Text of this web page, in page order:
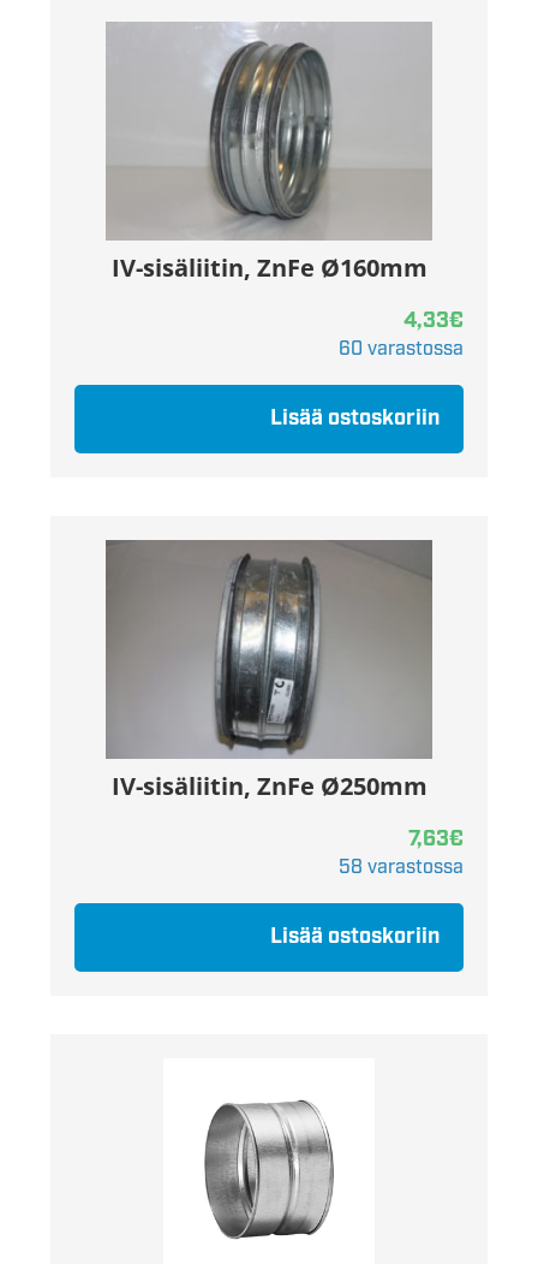
IV-sisäliitin, ZnFe Ø160mm
4,33€
60 varastossa
Lisää ostoskoriin
IV-sisäliitin, ZnFe Ø250mm
7,63€
58 varastossa
Lisää ostoskoriin